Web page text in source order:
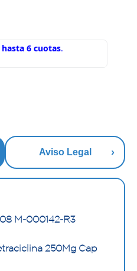
Aviso Legal
M-000142-R3
250Mg Cap